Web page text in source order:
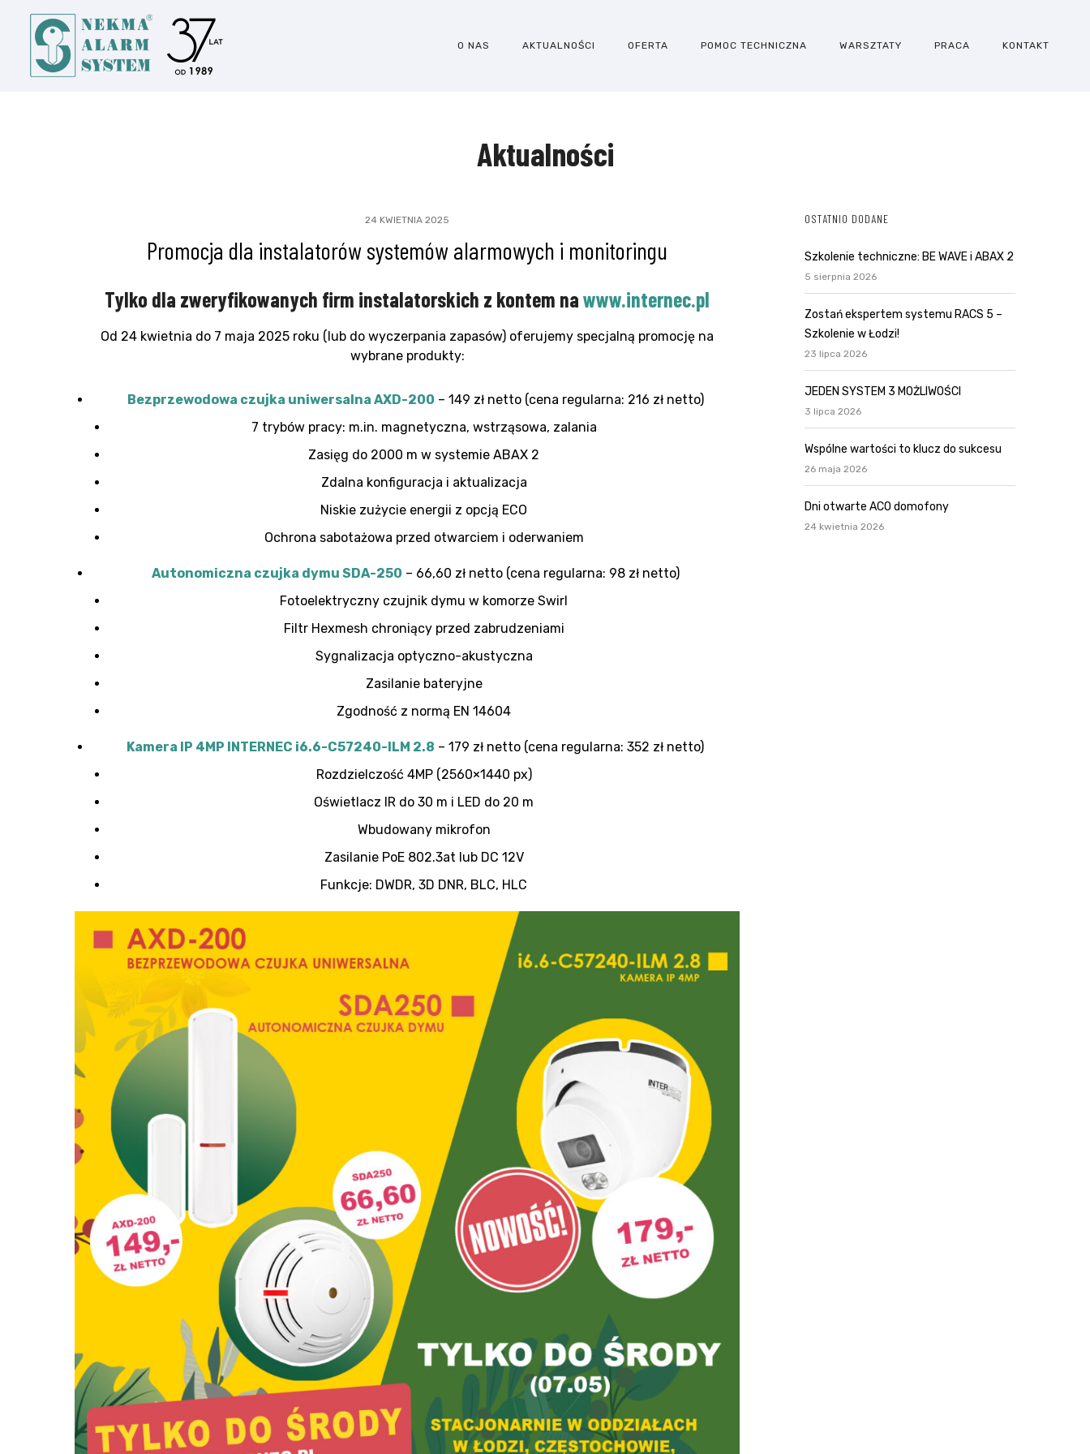
O NAS AKTUALNOŚCI OFERTA POMOC TECHNICZNA WARSZTATY PRACA KONTAKT
Aktualności
24 KWIETNIA 2025
Promocja dla instalatorów systemów alarmowych i monitoringu
Tylko dla zweryfikowanych firm instalatorskich z kontem nawww.internec.pl
Od 24 kwietnia do 7 maja 2025 roku (lub do wyczerpania zapasów) oferujemy specjalną promocję na
wybrane produkty:​
Bezprzewodowa czujka uniwersalna AXD-200 – 149 zł netto (cena regularna: 216 zł netto)
7 trybów pracy: m.in. magnetyczna, wstrząsowa, zalania
Zasięg do 2000 m w systemie ABAX 2
Zdalna konfiguracja i aktualizacja
Niskie zużycie energii z opcją ECO
Ochrona sabotażowa przed otwarciem i oderwaniem
Autonomiczna czujka dymu SDA-250 – 66,60 zł netto (cena regularna: 98 zł netto)
Fotoelektryczny czujnik dymu w komorze Swirl
Filtr Hexmesh chroniący przed zabrudzeniami
Sygnalizacja optyczno-akustyczna
Zasilanie bateryjne
Zgodność z normą EN 14604
Kamera IP 4MP INTERNEC i6.6-C57240-ILM 2.8 – 179 zł netto (cena regularna: 352 zł netto)
Rozdzielczość 4MP (2560×1440 px)
Oświetlacz IR do 30 m i LED do 20 m
Wbudowany mikrofon
Zasilanie PoE 802.3at lub DC 12V
Funkcje: DWDR, 3D DNR, BLC, HLC
OSTATNIO DODANE
Szkolenie techniczne: BE WAVE i ABAX 2
5 sierpnia 2026
Zostań ekspertem systemu RACS 5 –
Szkolenie w Łodzi!
23 lipca 2026
JEDEN SYSTEM 3 MOŻLIWOŚCI
3 lipca 2026
Wspólne wartości to klucz do sukcesu
26 maja 2026
Dni otwarte ACO domofony
24 kwietnia 2026